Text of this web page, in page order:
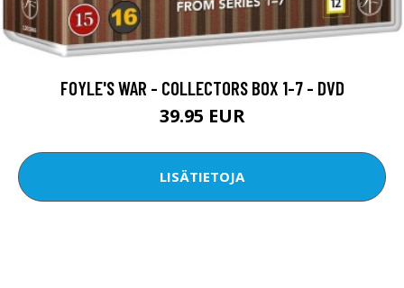
FOYLE'S WAR - COLLECTORS BOX 1-7 - DVD
39.95 EUR
LISÄTIETOJA